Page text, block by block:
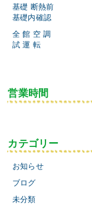
基礎 断熱前
基礎内確認
全 館 空 調
試 運 転
営業時間
カテゴリー
お知らせ
ブログ
未分類